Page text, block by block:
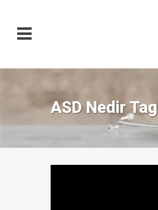
ASD Nedir Tag